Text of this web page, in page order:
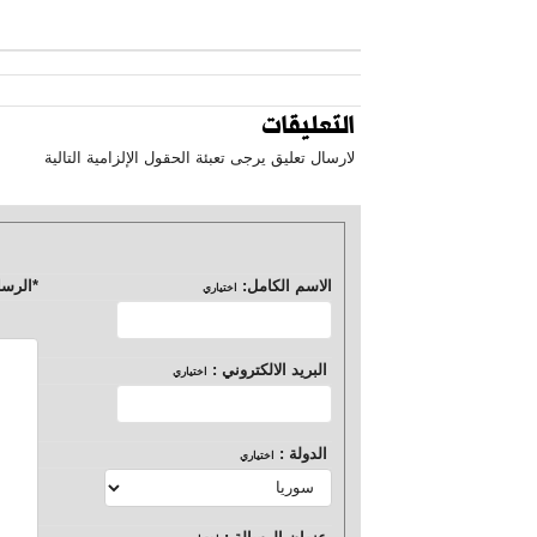
التعليقات
لارسال تعليق يرجى تعبئة الحقول الإلزامية التالية
الاسم الكامل: اختياري *
البريد الالكتروني : اختياري
الدولة : اختياري